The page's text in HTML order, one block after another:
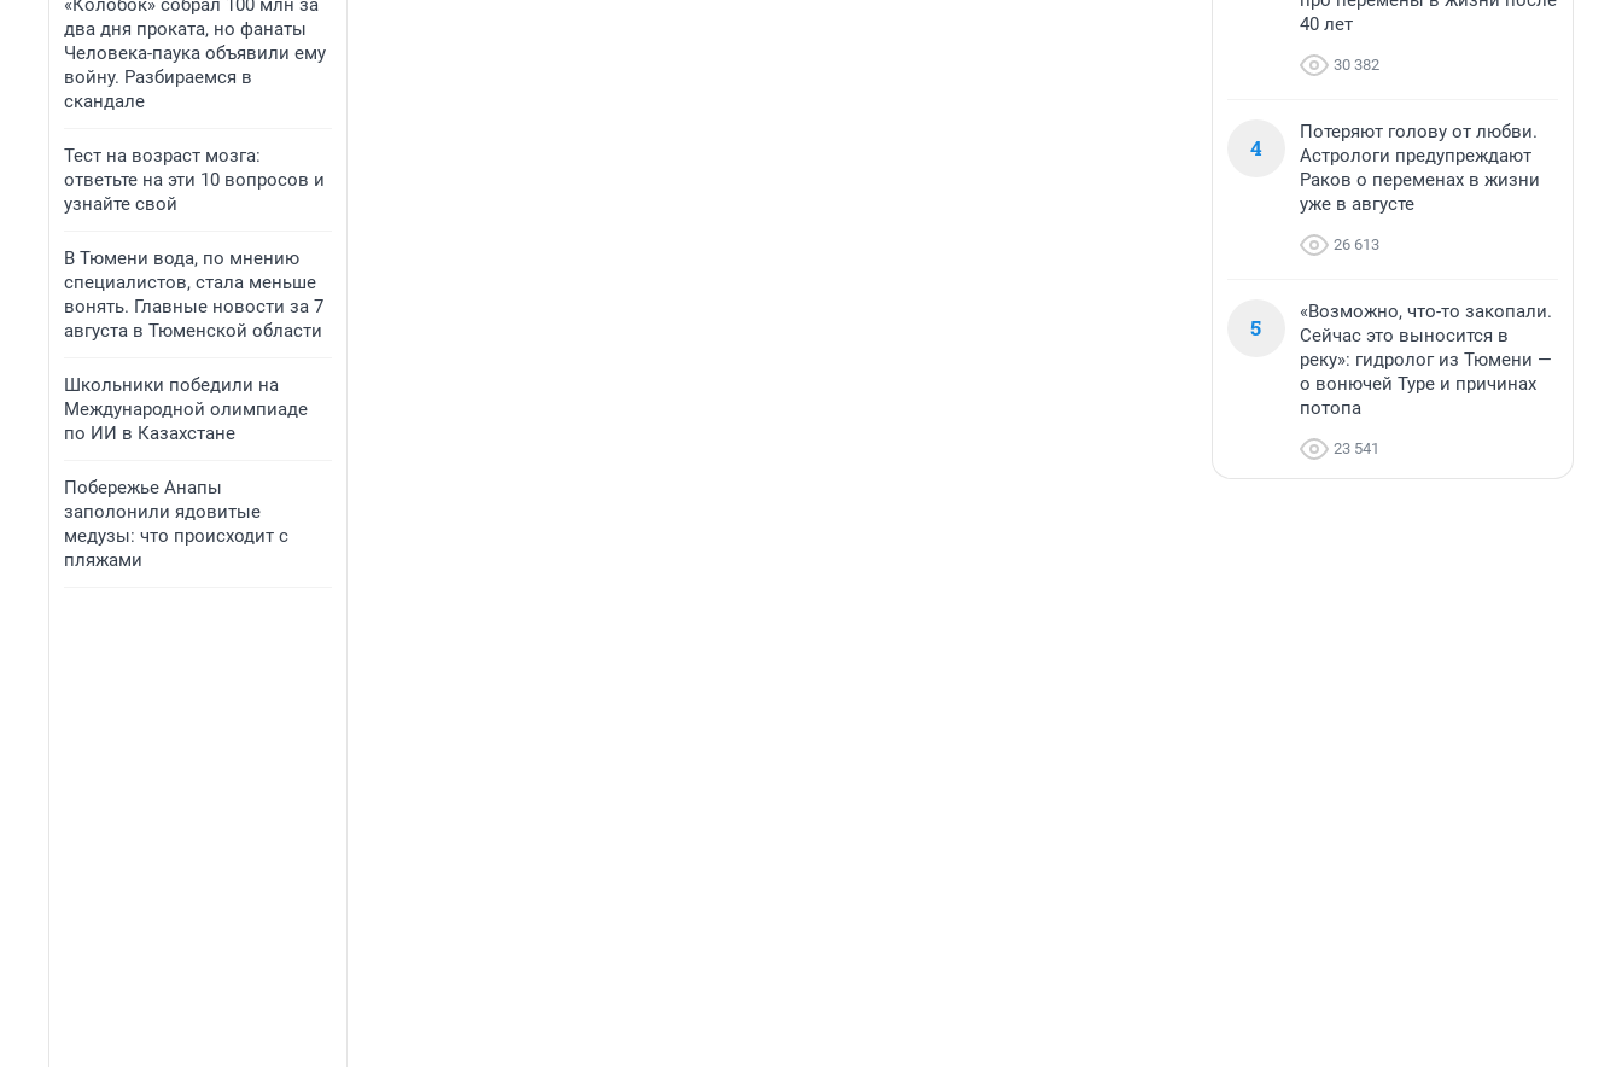
«Колобок» собрал 100 млн за
два дня проката, но фанаты
Человека-паука объявили ему
войну. Разбираемся в
скандале
Тест на возраст мозга:
ответьте на эти 10 вопросов и
узнайте свой
В Тюмени вода, по мнению
специалистов, стала меньше
вонять. Главные новости за 7
августа в Тюменской области
Школьники победили на
Международной олимпиаде
по ИИ в Казахстане
Побережье Анапы
заполонили ядовитые
медузы: что происходит с
пляжами
40 лет
30 382
4
Потеряют голову от любви.
Астрологи предупреждают
Раков о переменах в жизни
уже в августе
26 613
5
«Возможно, что-то закопали.
Сейчас это выносится в
реку»: гидролог из Тюмени —
о вонючей Туре и причинах
потопа
23 541